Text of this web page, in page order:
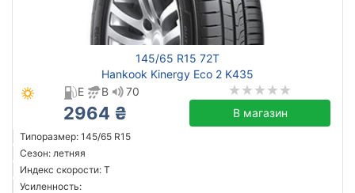
145/65 R15 72T
Hankook Kinergy Eco 2 K435
E
B 70
2964 ₴ В магазин
Типоразмер: 145/65 R15
Сезон: летняя
Индекс скорости: T
Усиленность: